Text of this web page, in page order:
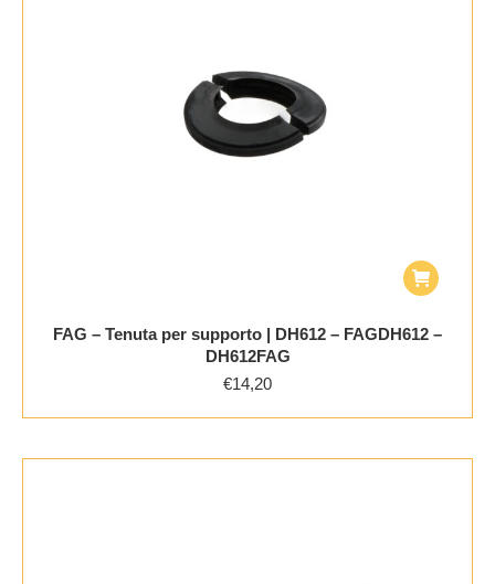
FAG – Tenuta per supporto | DH612 – FAGDH612 –
DH612FAG
€14,20